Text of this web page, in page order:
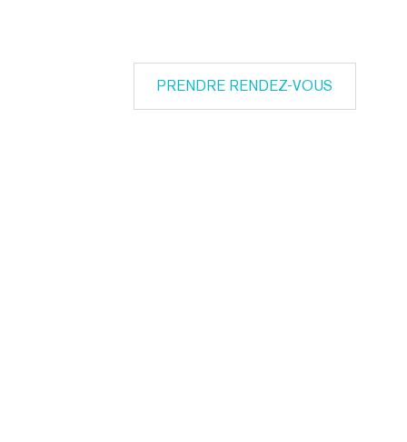
PRENDRE RENDEZ-VOUS